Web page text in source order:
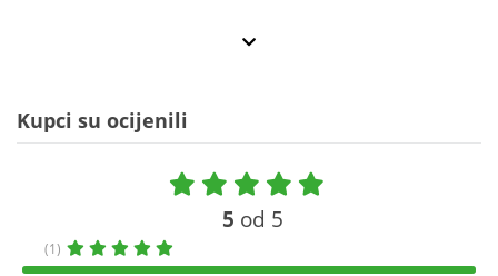
Kupci su ocijenili
5 od 5
(1)